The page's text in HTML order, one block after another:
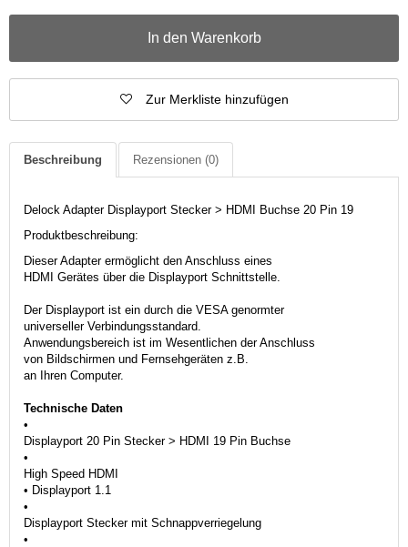
In den Warenkorb
Zur Merkliste hinzufügen
Beschreibung Rezensionen (0)
Delock Adapter Displayport Stecker > HDMI Buchse 20 Pin 19
Produktbeschreibung:
Dieser Adapter ermöglicht den Anschluss eines
HDMI Gerätes über die Displayport Schnittstelle.
Der Displayport ist ein durch die VESA genormter
universeller Verbindungsstandard.
Anwendungsbereich ist im Wesentlichen der Anschluss
von Bildschirmen und Fernsehgeräten z.B.
an Ihren Computer.
Technische Daten
•
Displayport 20 Pin Stecker > HDMI 19 Pin Buchse
•
High Speed HDMI
• Displayport 1.1
•
Displayport Stecker mit Schnappverriegelung
•